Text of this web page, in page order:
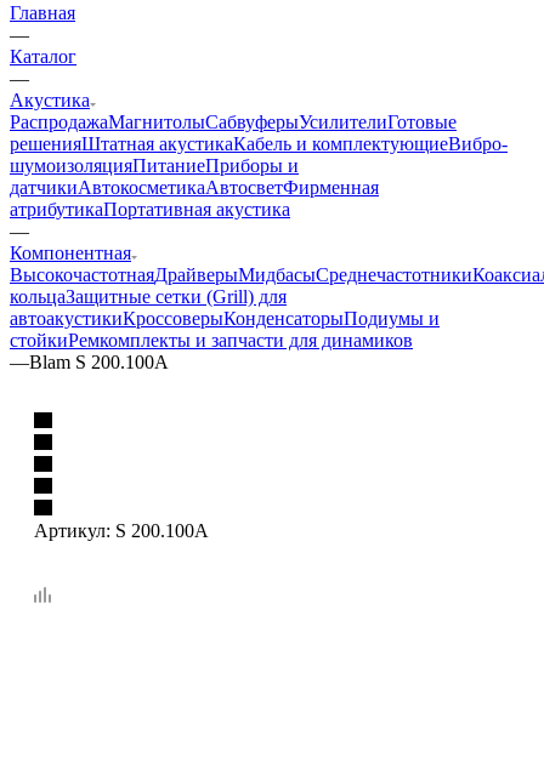
Главная
—
Каталог
—
Акустика
РаспродажаМагнитолыСабвуферыУсилителиГотовые
решенияШтатная акустикаКабель и комплектующиеВибро-
шумоизоляцияПитаниеПриборы и
датчикиАвтокосметикаАвтосветФирменная
атрибутикаПортативная акустика
—
Компонентная
ВысокочастотнаяДрайверыМидбасыСреднечастотники
кольцаЗащитные сетки (Grill) для
автоакустикиКроссоверыКонденсаторыПодиумы и
стойкиРемкомплекты и запчасти для динамиков
—Blam S 200.100A
Артикул: S 200.100A